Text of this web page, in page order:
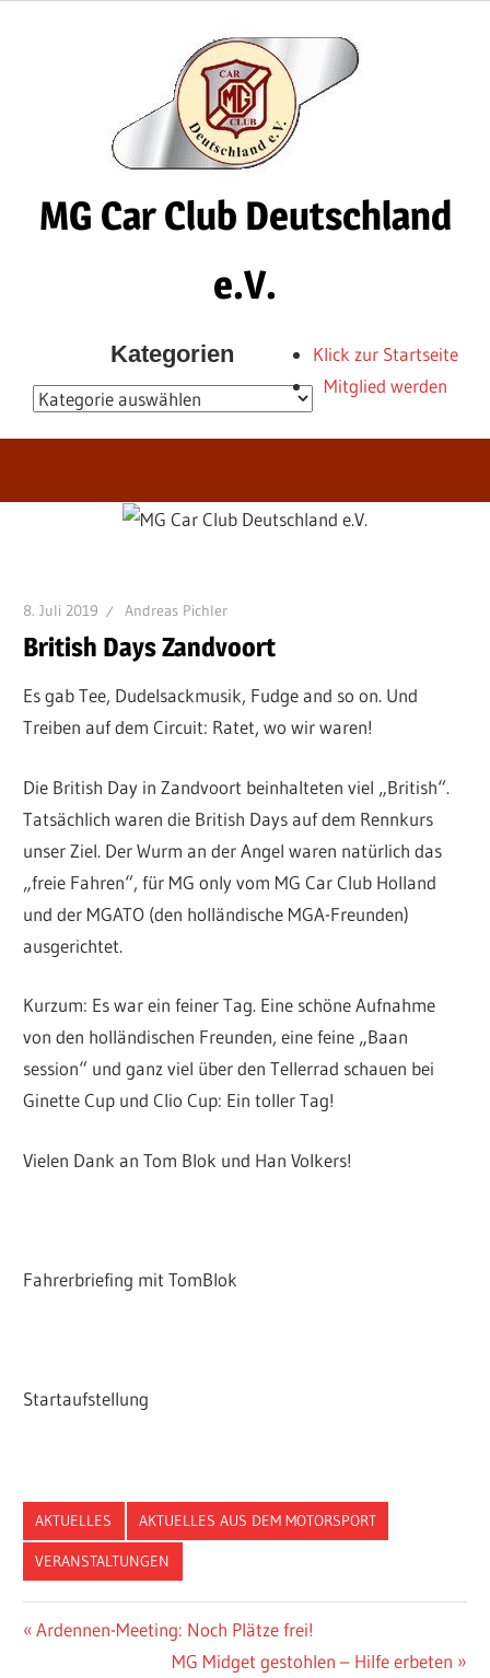
MG Car Club Deutschland
e.V.
Club
Kategorien
Kategorien
Klick zur Startseite
Mitglied werden
8. Juli 2019 Andreas Pichler
British Days Zandvoort
Es gab Tee, Dudelsackmusik, Fudge and so on. Und
Treiben auf dem Circuit: Ratet, wo wir waren!
Die British Day in Zandvoort beinhalteten viel „British“.
Tatsächlich waren die British Days auf dem Rennkurs
unser Ziel. Der Wurm an der Angel waren natürlich das
„freie Fahren“, für MG only vom MG Car Club Holland
und der MGATO (den holländische MGA-Freunden)
ausgerichtet.
Kurzum: Es war ein feiner Tag. Eine schöne Aufnahme
von den holländischen Freunden, eine feine „Baan
session“ und ganz viel über den Tellerrad schauen bei
Ginette Cup und Clio Cup: Ein toller Tag!
Vielen Dank an Tom Blok und Han Volkers!
Fahrerbriefing mit TomBlok
Startaufstellung
AKTUELLES AKTUELLES AUS DEM MOTORSPORT
VERANSTALTUNGEN
Beitragsnavigation
Vorheriger
Ardennen-Meeting: Noch Plätze frei!
Nächster
MG Midget gestohlen – Hilfe erbeten